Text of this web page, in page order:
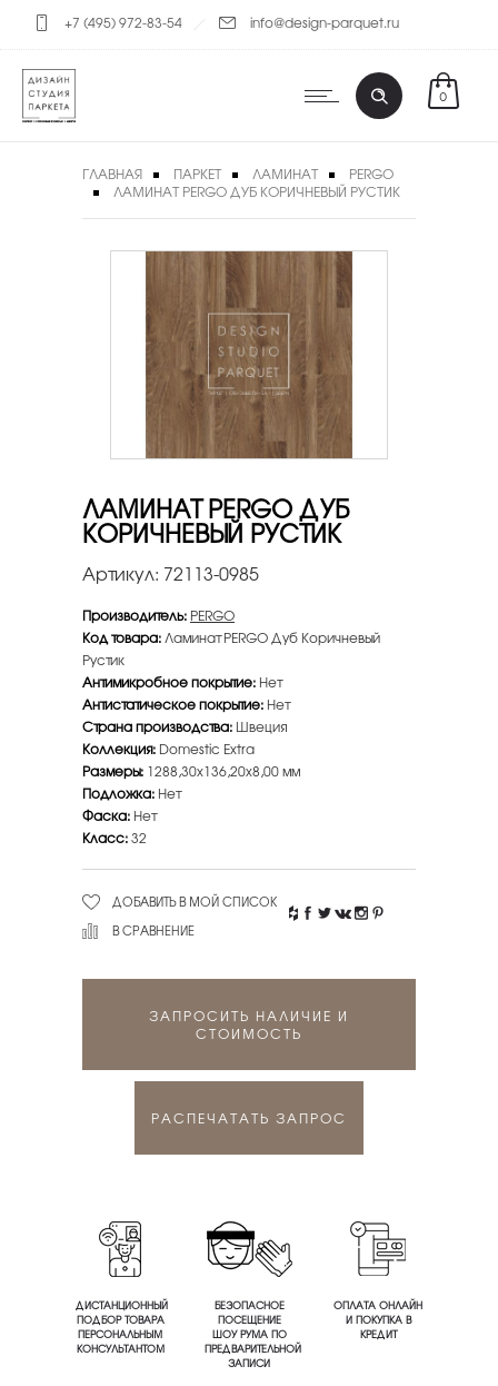
+7 (495) 972-83-54 info@design-parquet.ru
0
ГЛАВНАЯ ПАРКЕТ ЛАМИНАТ
PERGO
ЛАМИНАТ PERGO ДУБ КОРИЧНЕВЫЙ РУСТИК
ЛАМИНАТ PERGO ДУБ
КОРИЧНЕВЫЙ РУСТИК
Артикул: 72113-0985
Производитель: PERGO
Код товара:Ламинат PERGO Дуб Коричневый
Рустик
Антимикробное покрытие: Нет
Антистатическое покрытие: Нет
Страна производства: Швеция
Коллекция: Domestic Extra
Размеры: 1288,30х136,20х8,00 мм
Подложка: Нет
Фаска: Нет
Класс:32
ДОБАВИТЬ В МОЙ СПИСОК
В СРАВНЕНИЕ
ЗАПРОСИТЬ НАЛИЧИЕ И
СТОИМОСТЬ
РАСПЕЧАТАТЬ ЗАПРОС
ДИСТАНЦИОННЫЙ
ПОДБОР ТОВАРА
ПЕРСОНАЛЬНЫМ
КОНСУЛЬТАНТОМ
БЕЗОПАСНОЕ
ПОСЕЩЕНИЕ
ШОУ РУМА ПО
ПРЕДВАРИТЕЛЬНОЙ
ЗАПИСИ
ОПЛАТА ОНЛАЙН
И ПОКУПКА В
КРЕДИТ